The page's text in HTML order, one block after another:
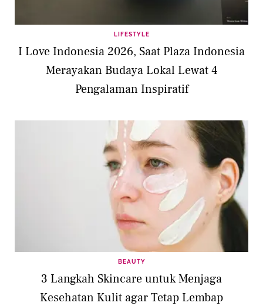
LIFESTYLE
I Love Indonesia 2026, Saat Plaza Indonesia
Merayakan Budaya Lokal Lewat 4
Pengalaman Inspiratif
BEAUTY
3 Langkah Skincare untuk Menjaga
Kesehatan Kulit agar Tetap Lembap